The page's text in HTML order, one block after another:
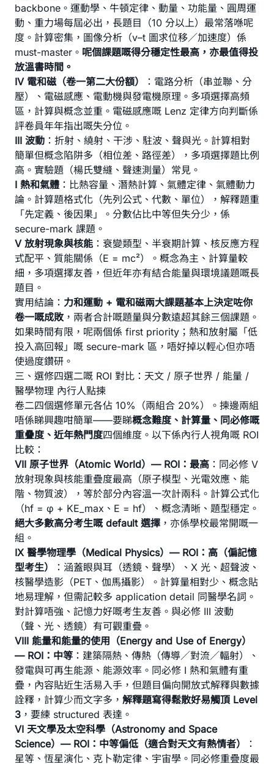
backbone。運動學、牛頓定律、動量、功能量、圓周運
動、重力場每屆必出，長題目（10 分以上）最常落喺呢
度。計算密集，圖像分析（v–t 圖求位移／加速度）係
must-master。 呢個課題嘅得分穩定性最高，亦最值得投
放溫書時間。
IV 電和磁（卷一第二大份額）
：電路分析（串並聯、分
壓）、電磁感應、電動機與發電機原理。多項選擇高頻
區，計算與概念並重。電磁感應嘅 Lenz 定律方向判斷係
評卷員年年指出嘅失分位。
III 波動 ：折射、繞射、干涉、駐波、聲與光。計算相對
簡單但概念陷阱多（相位差、路徑差），多項選擇題比例
高。實驗題（楊氏雙縫、聲速測量）常見。
I 熱和氣體 ：比熱容量、潛熱計算、氣體定律、氣體動力
論。計算題格式化（先列公式、代數、單位），解釋題重
「先定義、後因果」。分數佔比中等但失分少，係
secure-mark 課題。
V 放射現象與核能 ：衰變類型、半衰期計算、核反應方程
式配平、質能關係（E = mc²）。概念為主、計算量較
細，多項選擇友善，但近年亦有結合能量與環境議題嘅長
題目。
實用結論： 力和運動 + 電和磁兩大課題基本上決定咗你
卷一嘅成敗，兩者合計嘅題量與分數遠超其餘三個課題。
如果時間有限，呢兩個係 first priority；熱和放射屬「低
投入高回報」嘅 secure-mark 區，唔好掉以輕心但亦唔
使過度鑽研。
三、選修四選二嘅 ROI 對比：天文 / 原子世界 / 能量 /
醫學物理 內行人點揀
卷二四個選修單元各佔 10%（兩組合 20%）。揀邊兩組
唔係睇興趣咁簡單——要睇概念難度、計算量、同必修嘅
重疊度、近年熱門度四個維度。以下係內行人視角嘅 ROI
比較：
VII 原子世界（Atomic World）— ROI：最高 ：同必修 V
放射現象與核能重疊度最高（原子模型、光電效應、能
階、物質波），等於部分內容溫一次計兩科。計算公式化
（hf = φ + KE_max、E = hf）、概念清晰、題型穩定。
絕大多數高分考生嘅 default 選擇 ，亦係學校最常開嘅一
組。
IX 醫學物理學（Medical Physics）— ROI：高（偏記憶
型考生）
：涵蓋眼與耳（透鏡、聲學）、X 光、超聲波、
核醫學造影（PET、伽馬攝影）。計算量相對少、概念貼
地易理解，但需記較多 application detail 同醫學名詞。
對計算唔強、記憶力好嘅考生友善。與必修 III 波動
（聲、光、透鏡）有可觀重疊。
VIII 能量和能量的使用（Energy and Use of Energy）
— ROI：中等 ：建築隔熱、傳熱（傳導／對流／輻射）、
發電與可再生能源、能源效率。同必修 I 熱和氣體有重
疊，內容貼近生活易入手，但題目偏向開放式解釋與數據
詮釋，計算少而文字多， 解釋題寫得鬆散好易觸頂 Level
3 ，要練 structured 表達。
VI 天文學及太空科學（Astronomy and Space
Science）— ROI：中等偏低（適合對天文有熱情者）
：
星等、恆星演化、克卜勒定律、宇宙學。同必修重疊度最